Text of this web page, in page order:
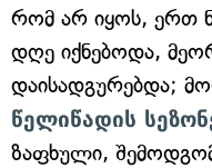
რომ არ იყოს, ერთ
დღე იქნებოდა,
დაისადგურებდა;
წელიწადის
ზაფხული,